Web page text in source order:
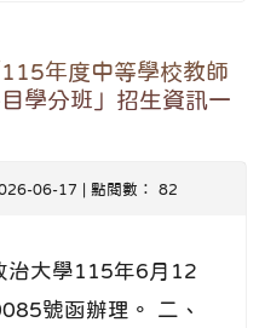
年度中等學校教師
學分班」招生資訊一
06-17 | 點閱數： 82
治大學115年6月12
號函辦理。 二、